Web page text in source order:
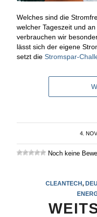
Welches sind die
welcher Tageszeit und
verbrauchen wir
lässt sich der eigene
setzt die Stromspar-
4.
Noch keine
CLEANTECH